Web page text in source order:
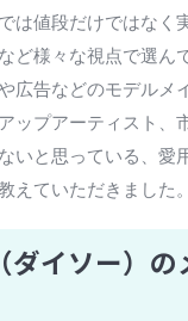
は値段だけではなく
ど様々な視点で選ん
広告などのモデルメ
ップアーティスト、
いと思っている、愛
えていただきました。
ダイソー）の